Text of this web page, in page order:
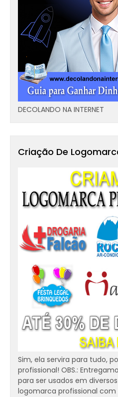
DECOLANDO NA INTERNET
Criação De
Sim, ela servira para tudo,
profissional! OBS.:
para ser usados em
logomarca profissional